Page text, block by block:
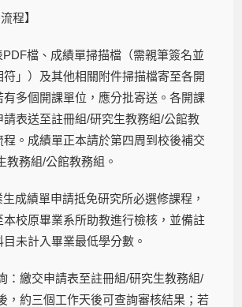
程】
檔、成績單掃描檔（需親筆簽名並
」）及其他相關附件掃描檔寄至各開
有多個開課單位，應分批寄送。各開課
請表送至註冊組/研究生教務組/公館教
。成績單正本請於第四周到校後補交
教務組/公館教務組。
成績單申請抵免研究所必選修課程，
校原畢業系所助教進行檢核，並備註
未計入畢業最低學分數。
：繳交申請表至註冊組/研究生教務組/
，約三個工作天後可查詢審核結果；若